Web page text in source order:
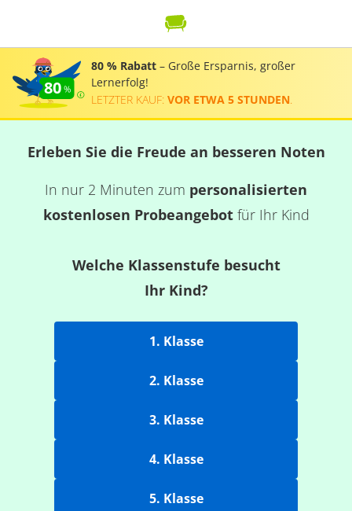
80
80 % Rabatt – Große Ersparnis, großer
Lernerfolg!
LETZTER KAUF: VOR ETWA 5 STUNDEN
Erleben Sie die Freude an besseren Noten
In nur 2 Minuten zum personalisierten
kostenlosen Probeangebotfür Ihr Kind
Welche Klassenstufe besucht
Ihr Kind?
1. Klasse
2. Klasse
3. Klasse
4. Klasse
5. Klasse